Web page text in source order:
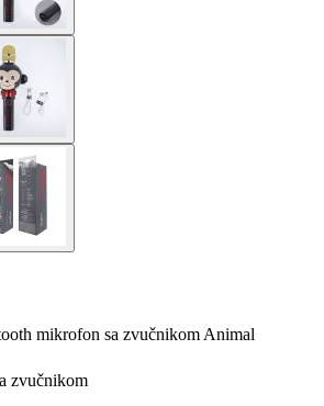
mikrofon sa zvučnikom Animal
zvučnikom